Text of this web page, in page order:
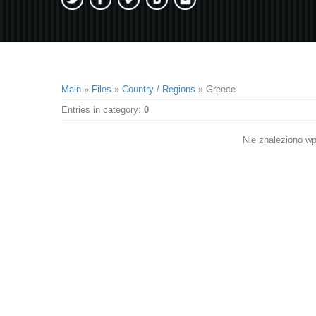
Main » Files » Country / Regions » Greece
Entries in category: 0
Nie znaleziono